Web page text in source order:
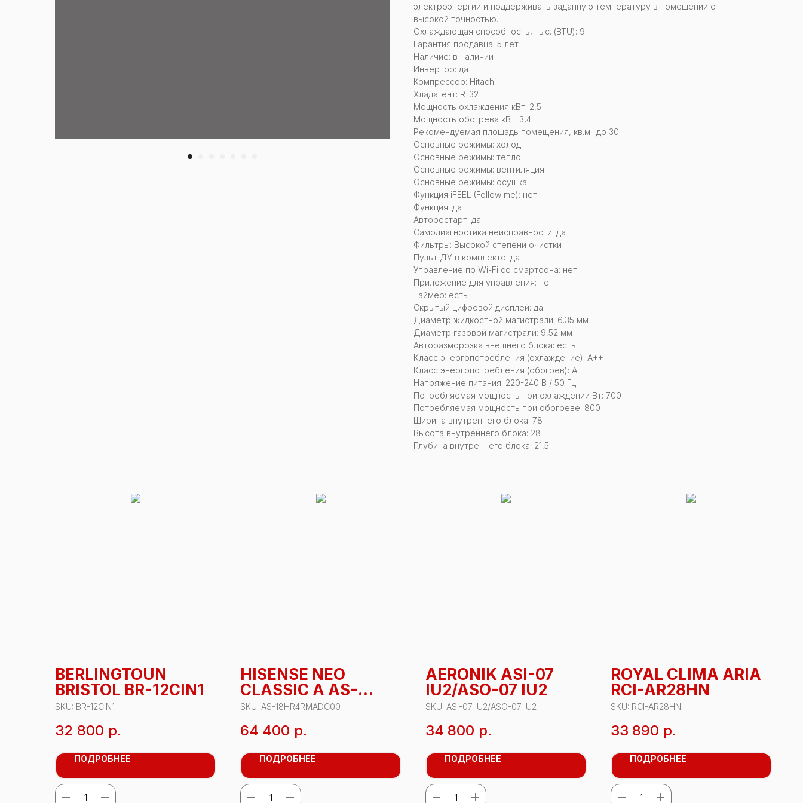
электроэнергии и поддерживать заданную температуру в помещении с
высокой точностью.
Охлаждающая способность, тыс. (BTU): 9
Гарантия продавца: 5 лет
Наличие: в наличии
Инвертор: да
Компрессор: Hitachi
Хладагент: R-32
Мощность охлаждения кВт: 2,5
Мощность обогрева кВт: 3,4
Рекомендуемая площадь помещения, кв.м.: до 30
Основные режимы: холод
Основные режимы: тепло
Основные режимы: вентиляция
Основные режимы: осушка.
Функция iFEEL (Follow me): нет
Функция: да
Авторестарт: да
Самодиагностика неисправности: да
Фильтры: Высокой степени очистки
Пульт ДУ в комплекте: да
Управление по Wi-Fi со смартфона: нет
Приложение для управления: нет
Таймер: есть
Скрытый цифровой дисплей: да
Диаметр жидкостной магистрали: 6.35 мм
Диаметр газовой магистрали: 9,52 мм
Авторазморозка внешнего блока: есть
Класс энергопотребления (охлаждение): A++
Класс энергопотребления (обогрев): A+
Напряжение питания: 220-240 В / 50 Гц
Потребляемая мощность при охлаждении Вт: 700
Потребляемая мощность при обогреве: 800
Ширина внутреннего блока: 78
Высота внутреннего блока: 28
Глубина внутреннего блока: 21,5
BERLINGTOUN
BRISTOL BR-12CIN1
SKU: BR-12CIN1
32 800 р.
ПОДРОБНЕЕ
HISENSE NEO
CLASSIC A AS-
18HR4RMADC00
SKU: AS-18HR4RMADC00
64 400 р.
ПОДРОБНЕЕ
AERONIK ASI-07
IU2/ASO-07 IU2
SKU: ASI-07 IU2/ASO-07 IU2
34 800 р.
ПОДРОБНЕЕ
ROYAL CLIMA ARIA
RCI-AR28HN
SKU: RCI-AR28HN
33 890 р.
ПОДРОБНЕЕ